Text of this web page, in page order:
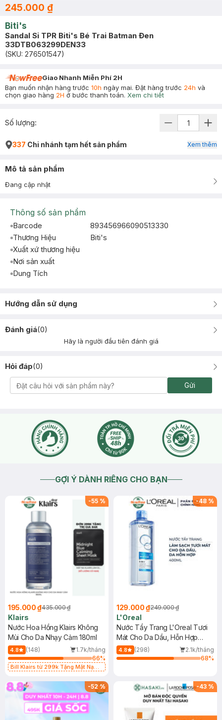
245.000 ₫
Biti's
Sandal Si TPR Biti's Bé Trai Batman Đen
33DTB063299DEN33
(SKU: 276501547)
Giao Nhanh Miễn Phí 2H
Bạn muốn nhận hàng trước 10h ngày mai. Đặt hàng trước 24h và
chọn giao hàng 2H ở bước thanh toán. Xem chi tiết
Số lượng:
337 Chi nhánh tạm hết sản phẩm Xem thêm
Mô tả sản phẩm
Đang cập nhật
Thông số sản phẩm
Barcode
893456966090513330
Thương Hiệu
Biti's
Xuất xứ thương hiệu
Nơi sản xuất
Dung Tích
Hướng dẫn sử dụng
Đánh giá(0)
Hãy là người đầu tiên đánh giá
Hỏi đáp(0)
Gửi
GỢI Ý DÀNH RIÊNG CHO BẠN
-55 %
195.000 ₫435.000 ₫
Klairs
Nước Hoa Hồng Klairs Không
Mùi Cho Da Nhạy Cảm 180ml
4.8 (148)
1.7k/tháng
66%
Bill Klairs từ 299k Tặng Mặt Nạ
25ml (SL Có Hạn)
-48 %
129.000 ₫249.000 ₫
L'Oreal
Nước Tẩy Trang L'Oreal Tươi
Mát Cho Da Dầu, Hỗn Hợp
400ml
4.8 (298)
2.1k/tháng
68%
-52% -43 %